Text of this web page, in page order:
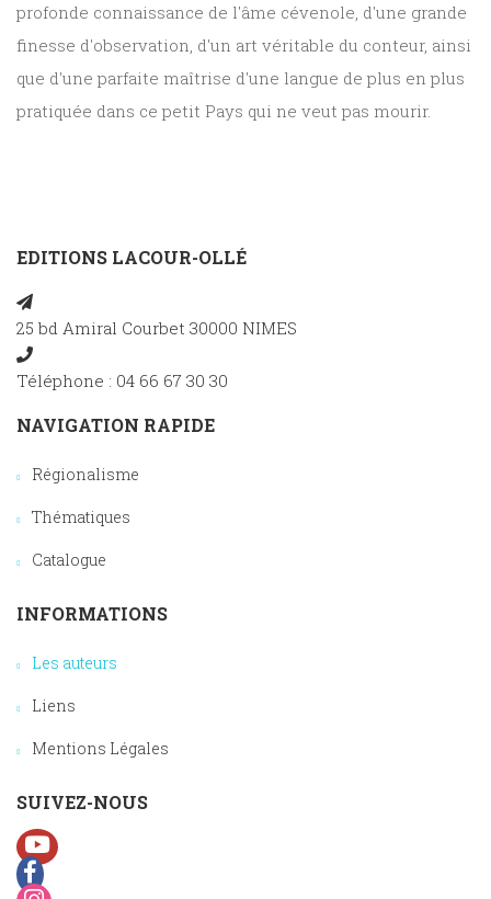
profonde connaissance de l'âme cévenole, d'une grande
finesse d'observation, d'un art véritable du conteur, ainsi
que d'une parfaite maîtrise d'une langue de plus en plus
pratiquée dans ce petit Pays qui ne veut pas mourir.
EDITIONS LACOUR-OLLÉ
25 bd Amiral Courbet 30000 NIMES
Téléphone : 04 66 67 30 30
NAVIGATION RAPIDE
Régionalisme
Thématiques
Catalogue
INFORMATIONS
Les auteurs
Liens
Mentions Légales
SUIVEZ-NOUS